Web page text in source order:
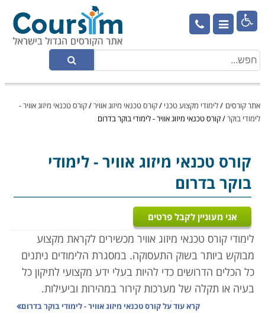

אתר קורסים /לימודי מקצוע טכני /קורס טכנאי מיזוג אוויר/קורס טכנאי מיזוג אוויר -
לימודי בוקר/קורס טכנאי מיזוג אוויר - לימודי בוקר בדרום
קורס טכנאי מיזוג אוויר- לימודי
בוקר בדרום
אני מעוניין לקבל פרטים
לימודי קורס טכנאי מיזוג אוויר מכשירים לקראת מקצוע
מבוקש ביותר בשוק התעסוקה. במסגרת הלימודים ניתנים
כל הכלים הדרושים כדי להיות בעלי ידע מקצועי לתיקון כל
בעיה או תקלה של מערכות קירור במהירות וביעילות.
אם יש נושא שניתן להיות בטוחים כי תמיד יהיה בו ביקוש,
קרא עוד עלקורס טכנאי מיזוג אוויר - לימודי בוקר בדרום